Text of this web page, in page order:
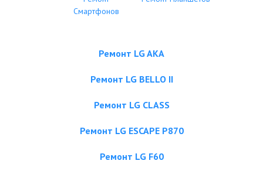
Смартфонов
Ремонт LG AKA
Ремонт LG BELLO II
Ремонт LG CLASS
Ремонт LG ESCAPE P870
Ремонт LG F60